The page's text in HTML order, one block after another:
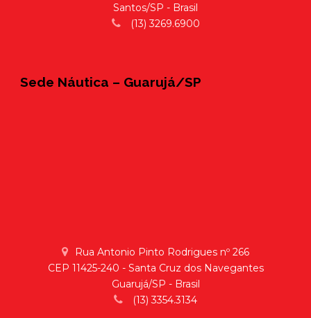
Santos/SP - Brasil
(13) 3269.6900
Sede Náutica – Guarujá/SP
Rua Antonio Pinto Rodrigues nº 266
CEP 11425-240 - Santa Cruz dos Navegantes
Guarujá/SP - Brasil
(13) 3354.3134